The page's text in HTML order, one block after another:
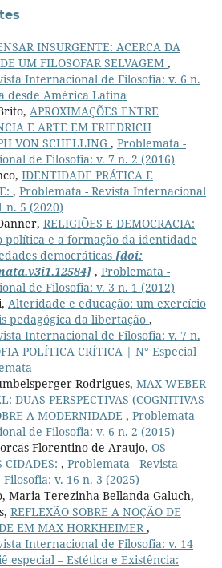
INSURGENTE: ACERCA DA
UM FILOSOFAR SELVAGEM ,
Internacional de Filosofia: v. 6 n.
desde América Latina
APROXIMAÇÕES ENTRE
E ARTE EM FRIEDRICH
VON SCHELLING , Problemata -
de Filosofia: v. 7 n. 2 (2016)
IDENTIDADE PRÁTICA E
, Problemata - Revista Internacional
n. 5 (2020)
RELIGIÕES E DEMOCRACIA:
política e a formação da identidade
democráticas [doi:
, Problemata -
de Filosofia: v. 3 n. 1 (2012)
Alteridade e educação: um exercício
pedagógica da libertação ,
Internacional de Filosofia: v. 7 n.
POLÍTICA CRÍTICA | N° Especial
Rodrigues, MAX WEBER
DUAS PERSPECTIVAS (COGNITIVAS
A MODERNIDADE , Problemata -
de Filosofia: v. 6 n. 2 (2015)
Florentino de Araujo, OS
CIDADES: , Problemata - Revista
v. 16 n. 3 (2025)
Maria Terezinha Bellanda Galuch,
REFLEXÃO SOBRE A NOÇÃO DE
EM MAX HORKHEIMER ,
Internacional de Filosofia: v. 14
especial – Estética e Existência: